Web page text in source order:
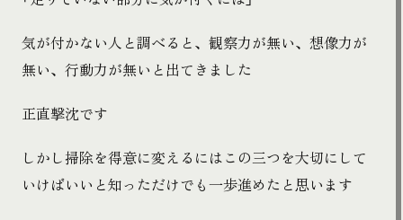
気が付かない人と調べると、観察力が無い、想像力が
無い、行動力が無いと出てきました
正直撃沈です
しかし掃除を得意に変えるにはこの三つを大切にして
いけばいいと知っただけでも一歩進めたと思います